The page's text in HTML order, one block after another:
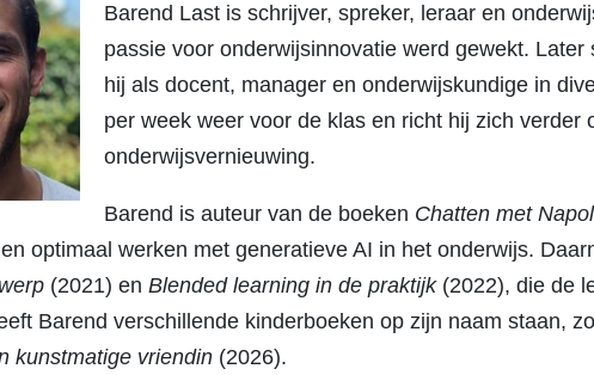
Barend Last is schrijver, spreker, leraar en
passie voor onderwijsinnovatie werd gewekt.
hij als docent, manager en onderwijskundige in
per week weer voor de klas en richt hij zich
onderwijsvernieuwing.
Barend is auteur van de boeken Chatten met
optimaal werken met generatieve AI in het onderwijs.
(2021) en Blended learning in de praktijk(2022), die de
Barend verschillende kinderboeken op zijn naam staan,
kunstmatige vriendin (2026).